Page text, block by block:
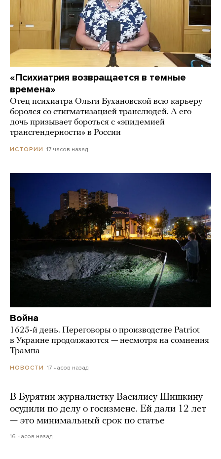
«Психиатрия возвращается в темные
времена»
Отец психиатра Ольги Бухановской всю карьеру
боролся со стигматизацией транслюдей. А его
дочь призывает бороться с «эпидемией
трансгендерности» в России
ИСТОРИИ 17 часов назад
Война
1625-й день. Переговоры о производстве Patriot
в Украине продолжаются — несмотря на сомнения
Трампа
НОВОСТИ 17 часов назад
В Бурятии журналистку Василису Шишкину
осудили по делу о госизмене. Ей дали 12 лет
— это минимальный срок по статье
16 часов назад